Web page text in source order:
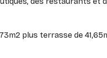
plus terrasse de